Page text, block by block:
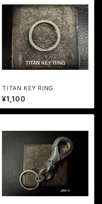
TITAN KEY RING
¥1,100